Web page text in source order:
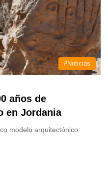
#Noticias
años de
en Jordania
modelo arquitectónico